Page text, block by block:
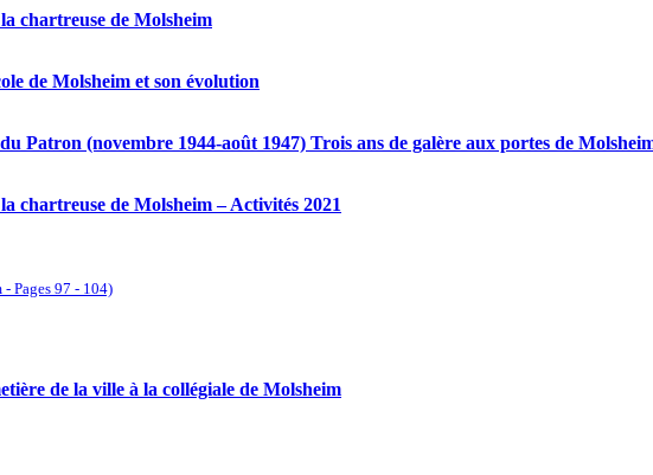
chartreuse de Molsheim
de Molsheim et son évolution
Patron (novembre 1944-août 1947) Trois ans de galère aux portes de
chartreuse de Molsheim – Activités 2021
Pages 97 - 104)
de la ville à la collégiale de Molsheim